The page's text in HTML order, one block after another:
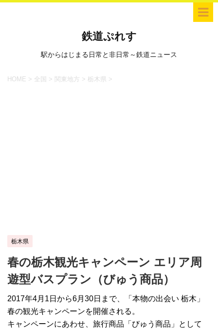
鉄道ぷれす
駅からはじまる日常と非日常～鉄道ニュース
HOME > 全国 > 関東地方 > 栃木県 >
栃木県
春の栃木観光キャンペーン エリア周
遊型バスプラン（びゅう商品）
2017年4月1日から6月30日まで、「本物の出会い 栃木」
春の観光キャンペーンを開催される。
キャンペーンにあわせ、旅行商品「びゅう商品」として